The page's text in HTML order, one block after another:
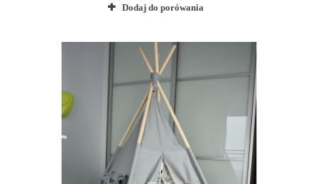
Dodaj do porówania